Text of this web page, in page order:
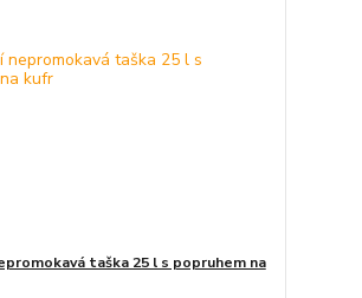
taška 25 l s popruhem na